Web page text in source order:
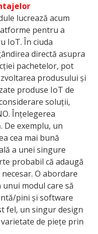
lucrează acum
pentru a
IoT. În ciuda
directă asupra
pachetelor, pot
produsului și
produse IoT de
soluții,
Înțelegerea
De exemplu, un
cea mai bună
a unei singure
probabil că adaugă
O abordare
modul care să
pini și software
fel, un singur design
de piețe prin